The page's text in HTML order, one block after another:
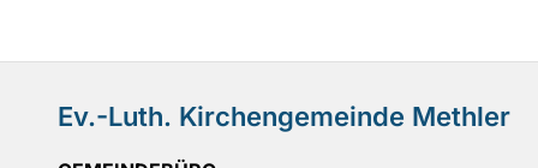
Ev.-Luth. Kirchengemeinde Methler